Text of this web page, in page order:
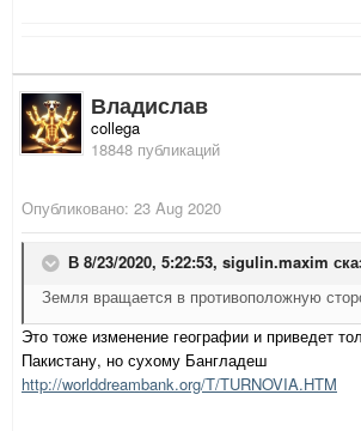
Владислав
collega
18848 публикаций
Опубликовано: 23 Aug 2020
В 8/23/2020, 5:22:53, sigulin.maxim
Земля вращается в противоположную
Это тоже изменение географии и приведет
Пакистану, но сухому Бангладеш
http://worlddreambank.org/T/TURNOVIA.HTM